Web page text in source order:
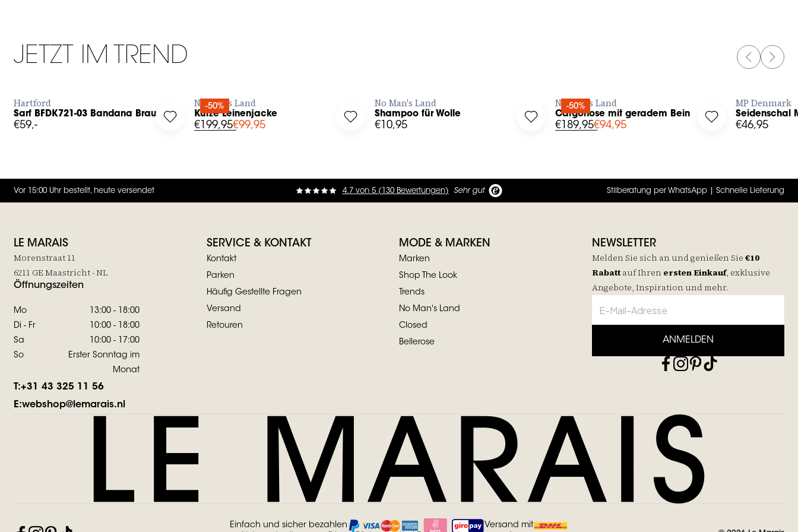
JETZT IM TREND PREVIOUS
NEXT
in to add Sarf BFDK721-03 Bandana Braun to your wishlist
JETZT BESTELLEN
Hartford
Sarf BFDK721-03 Bandana Braun
€59,-
-50%
Log in to add Kurze Leinenjacke to your wishlist
No Man's Land
Kurze Leinenjacke
€199,95€99,95 Log in to add Shampoo für Wolle to your wishlist
No Man's Land
Shampoo für Wolle
€10,95
-50%
Log in to add Cargohose mit geradem Bein to your wishlist
No Man's Land
Cargohose mit geradem Bein
€189,95€94,95 Log in to add
MP Denmark
Seidenschal
€46,95
Vor 15:00 Uhr bestellt, heute versendet 4.7 von5 ( 130 Bewertungen) Sehr gut Stilberatung per WhatsApp | Schnelle Lieferung
LE MARAIS
Morenstraat 11
6211 GE Maastricht - NL
Öffnungszeiten
Mo
13:00 - 18:00
Di - Fr
10:00 - 18:00
Sa
10:00 - 17:00
So
Erster Sonntag im
Monat
T:+31 43 325 11 56
E:webshop@lemarais.nl
SERVICE & KONTAKT
Kontakt
Parken
Häufig Gestellte Fragen
Versand
Retouren
MODE & MARKEN
Marken
Shop The Look
Trends
No Man's Land
Closed
Bellerose
NEWSLETTER
Melden Sie sich an und genießen Sie €10
Rabatt aufIhren ersten Einkauf, exklusive
Angebote, Inspiration und mehr.
ANMELDEN
Einfach und sicher bezahlen Versand mit